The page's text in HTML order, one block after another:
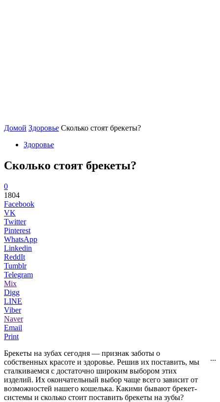
Домой Здоровье Сколько стоят брекеты?
Здоровье
Сколько стоят брекеты?
0
1804
Facebook
VK
Twitter
Pinterest
WhatsApp
Linkedin
ReddIt
Tumblr
Telegram
Mix
Digg
LINE
Viber
Naver
Email
Print
...
Брекеты на зубах сегодня — признак заботы о
собственных красоте и здоровье. Решив их поставить, мы
сталкиваемся с достаточно широким выбором этих
изделий. Их окончательный выбор чаще всего зависит от
возможностей нашего кошелька. Какими бывают брекет-
системы и сколько стоит поставить брекеты на зубы?